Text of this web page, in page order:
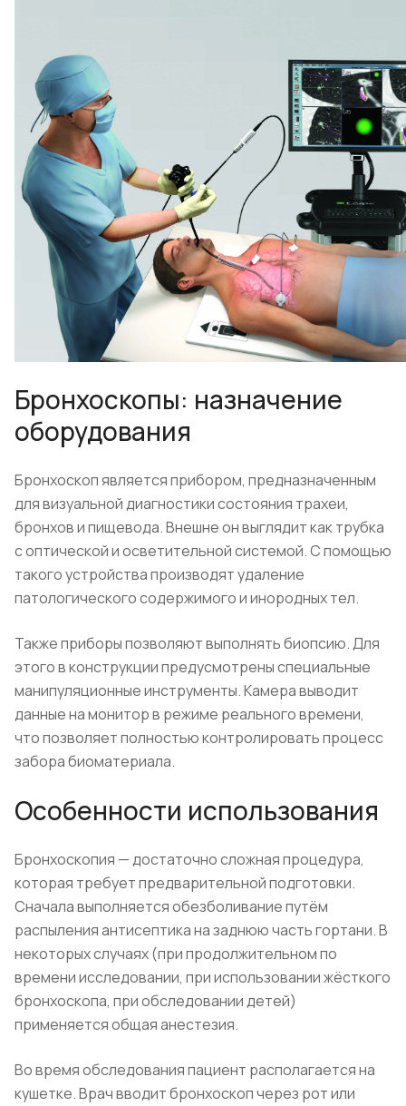
Бронхоскопы: назначение
оборудования
Бронхоскоп является прибором, предназначенным
для визуальной диагностики состояния трахеи,
бронхов и пищевода. Внешне он выглядит как трубка
с оптической и осветительной системой. С помощью
такого устройства производят удаление
патологического содержимого и инородных тел.
Также приборы позволяют выполнять биопсию. Для
этого в конструкции предусмотрены специальные
манипуляционные инструменты. Камера выводит
данные на монитор в режиме реального времени,
что позволяет полностью контролировать процесс
забора биоматериала.
Особенности использования
Бронхоскопия — достаточно сложная процедура,
которая требует предварительной подготовки.
Сначала выполняется обезболивание путём
распыления антисептика на заднюю часть гортани. В
некоторых случаях (при продолжительном по
времени исследовании, при использовании жёсткого
бронхоскопа, при обследовании детей)
применяется общая анестезия.
Во время обследования пациент располагается на
кушетке. Врач вводит бронхоскоп через рот или